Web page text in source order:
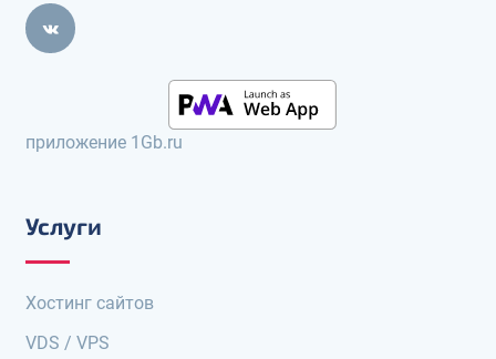
приложение 1Gb.ru
Услуги
Хостинг сайтов
VDS / VPS